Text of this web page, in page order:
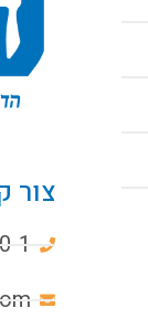
צור
1